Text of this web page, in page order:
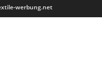
werbung.net